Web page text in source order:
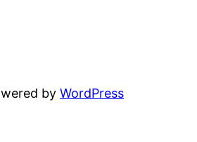
by WordPress